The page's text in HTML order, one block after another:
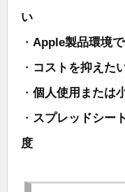
い
・ Apple製品環境
・ コストを抑えた
・ 個人使用または
・ スプレッドシー
度